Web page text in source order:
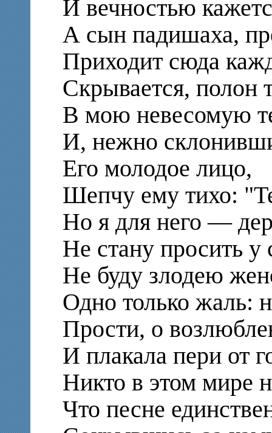
И вечностью
А сын падишаха,
Приходит сюда
Скрывается, полон
В мою невесомую
И, нежно
Его молодое лицо,
Шепчу ему тихо:
Но я для него —
Не стану просить
Не буду злодею
Одно только жаль:
Прости, о
И плакала пери от
Никто в этом мире
Что песне